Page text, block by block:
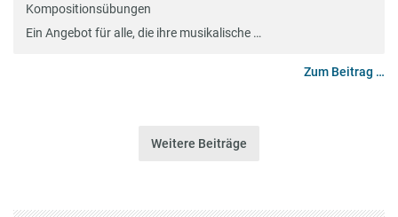
Kompositionsübungen
Ein Angebot für alle, die ihre musikalische …
Zum Beitrag …
Weitere Beiträge